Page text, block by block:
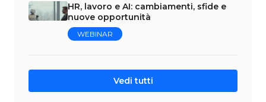
HR, lavoro e AI: cambiamenti, sfide e
nuove opportunità
WEBINAR
Vedi tutti